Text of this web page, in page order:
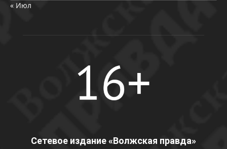
« Июл
Сетевое издание «Волжская правда»